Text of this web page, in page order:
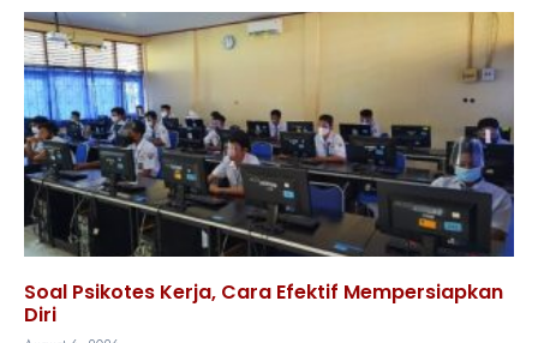
Soal Psikotes Kerja, Cara Efektif Mempersiapkan
Diri